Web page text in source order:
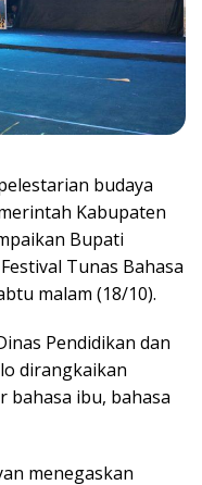
budaya
Kabupaten
Bupati
Tunas Bahasa
malam (18/10).
Pendidikan dan
dirangkaikan
bahasa ibu, bahasa
menegaskan